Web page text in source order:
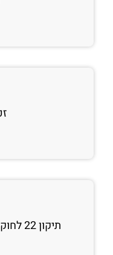
תיקון 22 לחוק שוויון הזדמנויות בעבודה